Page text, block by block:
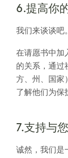
6.提高你
我们来谈谈吧。
在请愿书中加
的关系，通过
方、州、国家
了解他们为保
7.支持与
诚然，我们是